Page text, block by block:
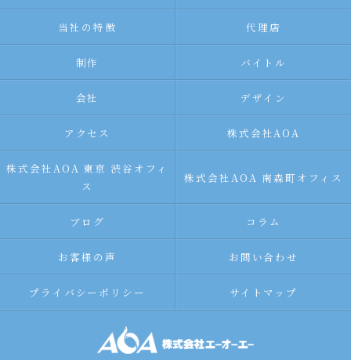
当社の特徴 代理店
制作 バイトル
会社 デザイン
アクセス 株式会社AOA
株式会社AOA 東京 渋谷オフィ
ス
株式会社AOA 南森町オフィス
ブログ コラム
お客様の声 お問い合わせ
プライバシーポリシー サイトマップ